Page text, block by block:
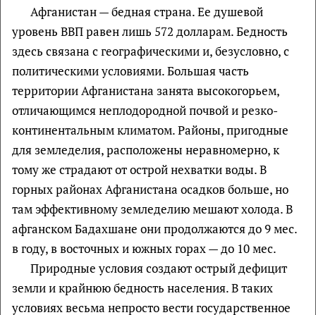
Афганистан — бедная страна. Ее душевой
уровень ВВП равен лишь 572 долларам. Бедность
здесь связана с географическими и, безусловно, с
политическими условиями. Большая часть
территории Афганистана занята высокогорьем,
отличающимся неплодородной почвой и резко-
континентальным климатом. Районы, пригодные
для земледелия, расположены неравномерно, к
тому же страдают от острой нехватки воды. В
горных районах Афганистана осадков больше, но
там эффективному земледелию мешают холода. В
афганском Бадахшане они продолжаются до 9 мес.
в году, в восточных и южных горах — до 10 мес.
Природные условия создают острый дефицит
земли и крайнюю бедность населения. В таких
условиях весьма непросто вести государственное